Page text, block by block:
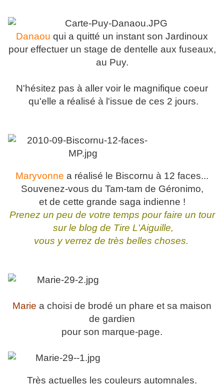
Danaou qui a quitté un instant son Jardinoux
pour effectuer un stage de dentelle aux fuseaux,
au Puy.
N'hésitez pas à aller voir le magnifique coeur
qu'elle a réalisé à l'issue de ces 2 jours.
Maryvonne a réalisé le Biscornu à 12 faces...
Souvenez-vous du Tam-tam de Géronimo,
et de cette grande saga indienne !
Prenez un peu de votre temps pour faire un tour
sur le blog de Tire L'Aiguille,
vous y verrez de très belles choses.
Marie a choisi de brodé un phare et sa maison
de gardien
pour son marque-page.
Très actuelles les couleurs automnales.